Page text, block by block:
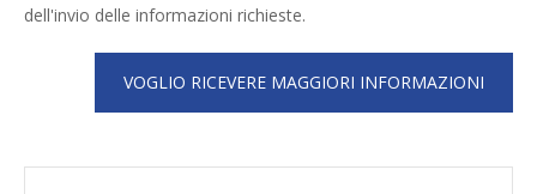
dell'invio delle informazioni richieste.